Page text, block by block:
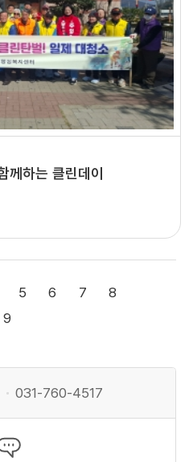
께하는 클린데이
5 6 7
8
9
031-760-4517